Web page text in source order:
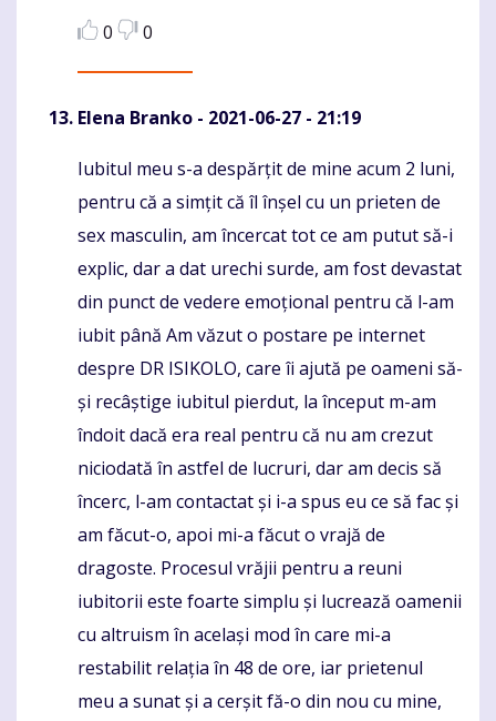
0
0
Elena Branko - 2021-06-27 - 21:19
Komentaras
Iubitul meu s-a despărțit de mine acum 2 luni,
pentru că a simțit că îl înșel cu un prieten de
sex masculin, am încercat tot ce am putut să-i
explic, dar a dat urechi surde, am fost devastat
din punct de vedere emoțional pentru că l-am
iubit până Am văzut o postare pe internet
despre DR ISIKOLO, care îi ajută pe oameni să-
și recâștige iubitul pierdut, la început m-am
îndoit dacă era real pentru că nu am crezut
niciodată în astfel de lucruri, dar am decis să
încerc, l-am contactat și i-a spus eu ce să fac și
am făcut-o, apoi mi-a făcut o vrajă de
dragoste. Procesul vrăjii pentru a reuni
iubitorii este foarte simplu și lucrează oamenii
cu altruism în același mod în care mi-a
restabilit relația în 48 de ore, iar prietenul
meu a sunat și a cerșit fă-o din nou cu mine,